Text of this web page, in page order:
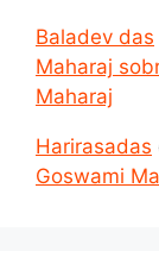
Baladev das
Maharaj
Maharaj
Harirasadas
Goswami